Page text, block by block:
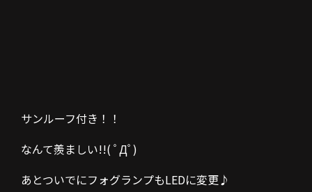
サンルーフ付き！！
なんて羨ましい!!( ﾟДﾟ)
あとついでにフォグランプもLEDに変更♪